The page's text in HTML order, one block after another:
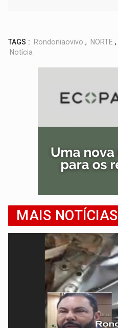
TAGS : Rondoniaovivo , NORTE ,
Notícia
MAIS NOTÍCIAS